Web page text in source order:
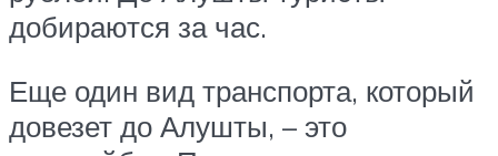
добираются за час.
Еще один вид транспорта, который
довезет до Алушты, – это